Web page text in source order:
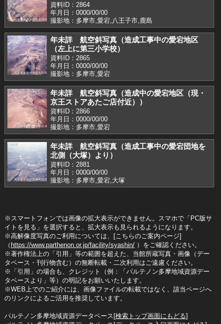
資料ID：2864
年月日：0000/00/00
撮影地：多摩市,愛宕,八王子市,鹿島
年未詳 航空斜写真（造成工事中の愛宕地区
（左上に第三小学校）
資料ID：2865
年月日：0000/00/00
撮影地：多摩市,愛宕
年未詳 航空斜写真（造成中の愛宕地区（現・
京王ストアあたご店付近））
資料ID：2866
年月日：0000/00/00
撮影地：多摩市,愛宕
年未詳 航空斜写真（造成工事中の愛宕団地を
北側（大塚）より）
資料ID：2881
年月日：0000/00/00
撮影地：多摩市,愛宕,大塚
※スマートフォンでは画像の拡大表示ができません。スマホで「PC版サ
イトを見る」を選択すると、拡大表示も見られるようになります。
※高解像度写真のご利用については、[こちらのご案内ページ]
（ https://www.parthenon.or.jp/facility/syashin/）をご確認ください。
※著作権法上の「引用」等の範囲を超えた、当館所蔵写真・画像（デー
タベース・刊行物含む）の無断転載・二次利用はご遠慮ください。
※「引用」の場合も、クレジット（例：「パルテノン多摩地域資源デー
タベースより」等）の明記をお願いいたします。
※WEB上でのご紹介には、画像ファイルの転載ではなく、該当ページへ
のリンクによるご活用を推奨しています。
パルテノン多摩地域資源データベース[検索トップ画面にもどる]